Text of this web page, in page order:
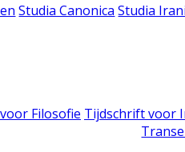
Studia Canonica Studia
Filosofie Tijdschrift voor